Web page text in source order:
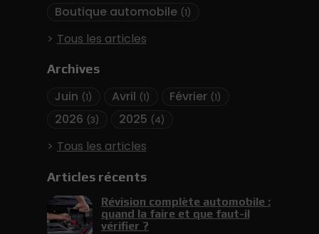
Boutique automobile (1)
Tous les articles
Archives
Juin (1) Avril (1) Février (1)
2026 (3) 2025 (4)
Tous les articles
Articles récents
Révision complète automobile :
quand la faire et que faut-il
vérifier ?